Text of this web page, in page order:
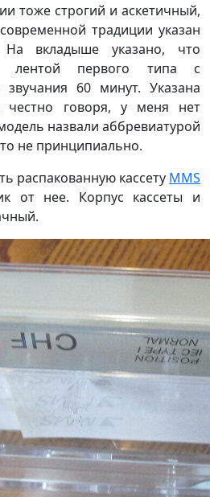
тоже строгий и аскетичный,
традиции указан
На вкладыше указано, что
лентой первого типа с
звучания 60 минут. Указана
честно говоря, у меня нет
назвали аббревиатурой
не принципиально.
распакованную кассету MMS
от нее. Корпус кассеты и